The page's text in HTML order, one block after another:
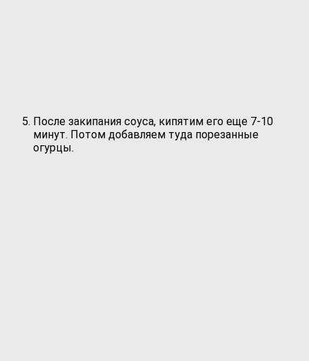
После закипания соуса, кипятим его еще 7-10
минут. Потом добавляем туда порезанные
огурцы.